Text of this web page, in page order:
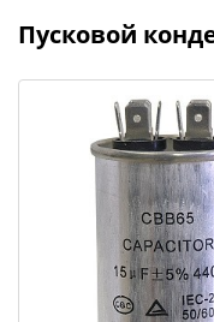
Пусковой